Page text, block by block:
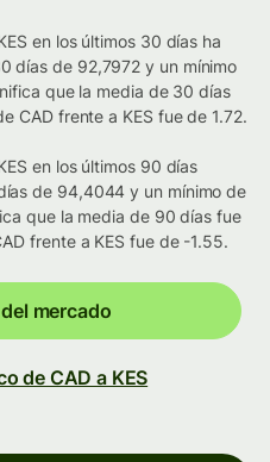
en los últimos 30 días ha
días de 92,7972 y un mínimo
que la media de 30 días
CAD frente a KES fue de 1.72.
en los últimos 90 días
de 94,4044 y un mínimo de
que la media de 90 días fue
frente a KES fue de -1.55.
mercado
de CAD a KES